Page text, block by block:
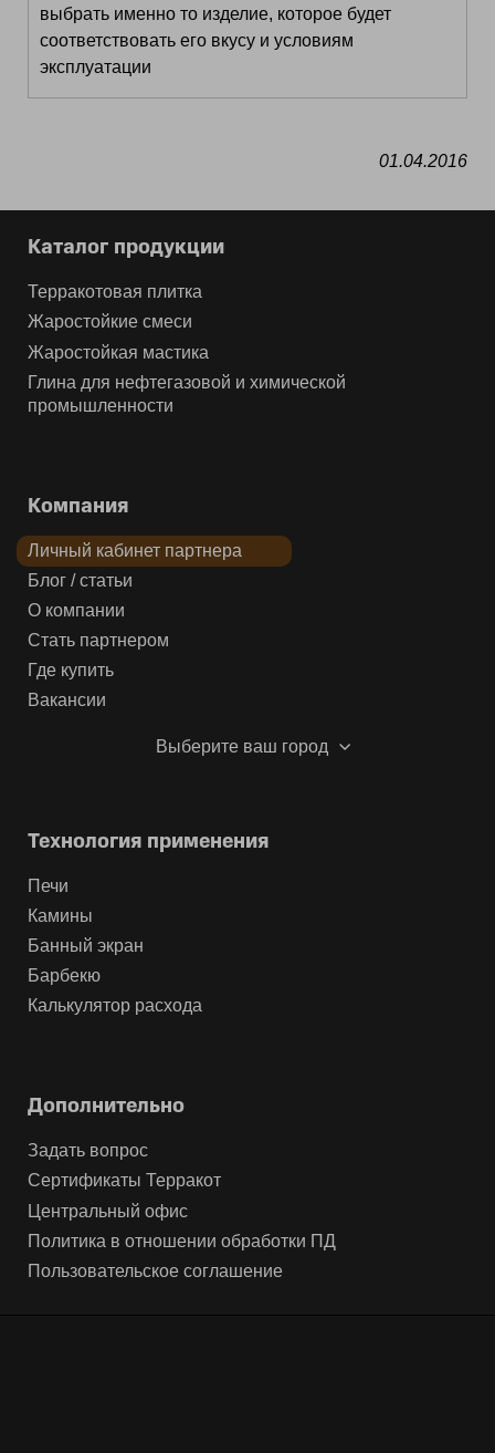
выбрать именно то изделие, которое будет
соответствовать его вкусу и условиям
эксплуатации
01.04.2016
Каталог продукции
Терракотовая плитка
Жаростойкие смеси
Жаростойкая мастика
Глина для нефтегазовой и химической
промышленности
Компания
Личный кабинет партнера
Блог / статьи
О компании
Стать партнером
Где купить
Вакансии
Выберите ваш город
Технология применения
Печи
Камины
Банный экран
Барбекю
Калькулятор расхода
Дополнительно
Задать вопрос
Сертификаты Терракот
Центральный офис
Политика в отношении обработки ПД
Пользовательское соглашение